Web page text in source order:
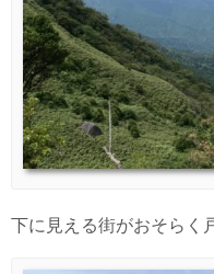
下に見える街がおそらく